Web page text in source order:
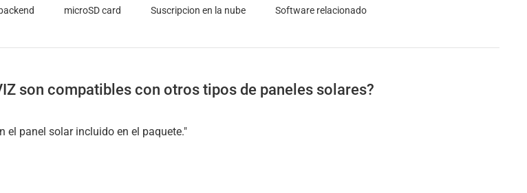
microSD card Suscripcion en la nube Software relacionado
son compatibles con otros tipos de paneles solares?
panel solar incluido en el paquete."